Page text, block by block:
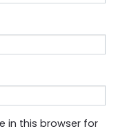
in this browser for